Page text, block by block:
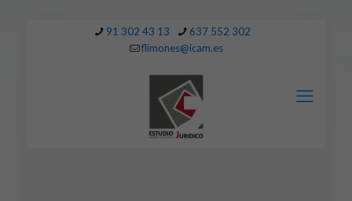
91 302 43 13
637 552 302
flimones@icam.es